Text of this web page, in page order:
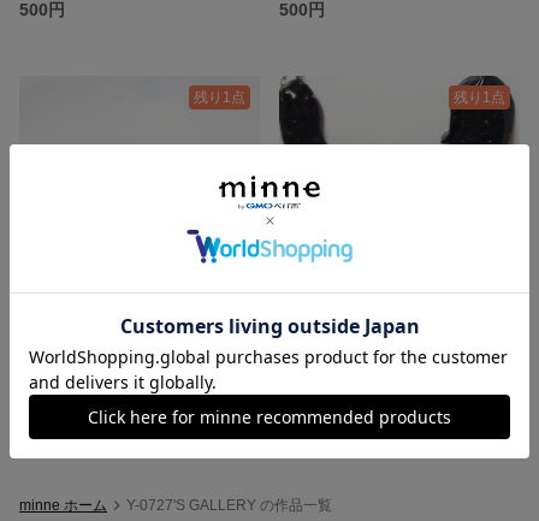
500円 500円
残り1点
キューブピアス
500円
残り1点
悪魔の羽
1,200円
minne ホーム Y-0727'S GALLERY の作品一覧